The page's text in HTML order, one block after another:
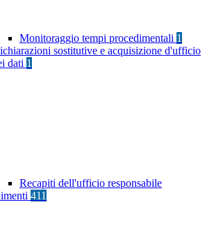
Monitoraggio tempi procedimentali 1
sostitutive e acquisizione d'ufficio
dati 1
Recapiti dell'ufficio responsabile
411